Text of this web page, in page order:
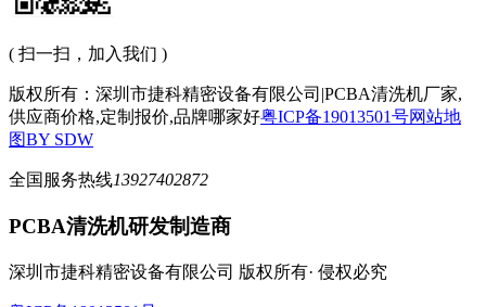
( 扫一扫，加入我们 )
版权所有：深圳市捷科精密设备有限公司|PCBA清洗机厂家,
供应商价格,定制报价,品牌哪家好粤ICP备19013501号网站地
图BY SDW
全国服务热线13927402872
PCBA清洗机研发制造商
深圳市捷科精密设备有限公司 版权所有· 侵权必究